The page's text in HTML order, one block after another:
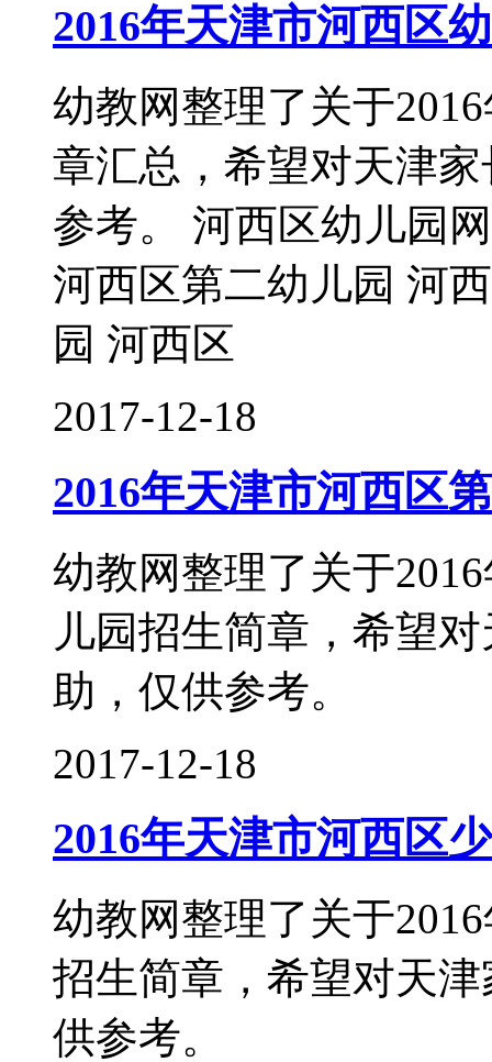
2016年天津市河西区
幼教网整理了关于
章汇总，希望对天津
参考。 河西区幼儿园
河西区第二幼儿园 河
园 河西区
2017-12-18
2016年天津市河西区
幼教网整理了关于
儿园招生简章，希望
助，仅供参考。
2017-12-18
2016年天津市河西区
幼教网整理了关于
招生简章，希望对天
供参考。